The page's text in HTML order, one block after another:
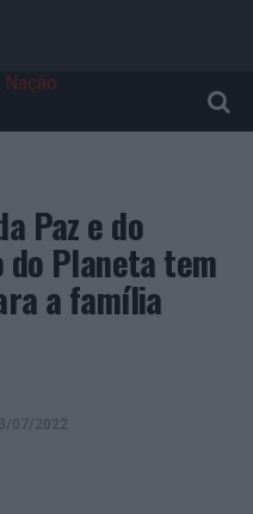
Paz e do
do Planeta tem
a família
07/2022